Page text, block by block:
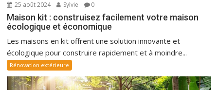
25 août 2024 Sylvie 0
Maison kit : construisez facilement votre maison
écologique et économique
Les maisons en kit offrent une solution innovante et
écologique pour construire rapidement et à moindre...
Rénovation extérieure